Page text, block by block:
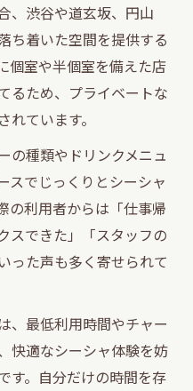
、渋谷や道玄坂、円山
ち着いた空間を提供する
個室や半個室を備えた店
るため、プライベートな
ています。
の種類やドリンクメニュ
スでじっくりとシーシャ
の利用者からは「仕事帰
スできた」「スタッフの
った声も多く寄せられて
、最低利用時間やチャー
快適なシーシャ体験を妨
す。自分だけの時間を存